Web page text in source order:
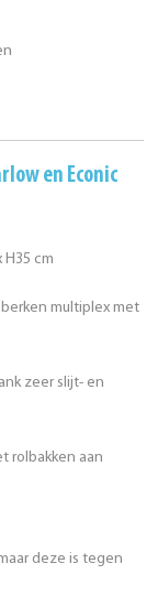
en Econic
H35 cm
multiplex met
zeer slijt- en
rolbakken aan
deze is tegen